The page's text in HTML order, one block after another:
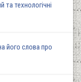
та технологічні
його слова про